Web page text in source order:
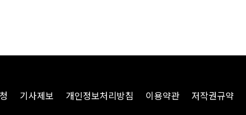
기사제보 개인정보처리방침 이용약관 저작권규약